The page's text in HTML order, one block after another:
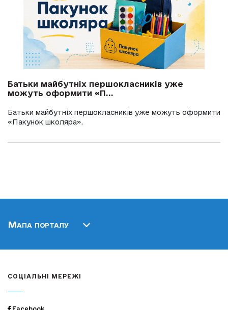
Батьки майбутніх першокласників уже
можуть оформити «П...
Батьки майбутніх першокласників уже можуть оформити
«Пакунок школяра».
Мапа порталу
СОЦІАЛЬНІ МЕРЕЖІ